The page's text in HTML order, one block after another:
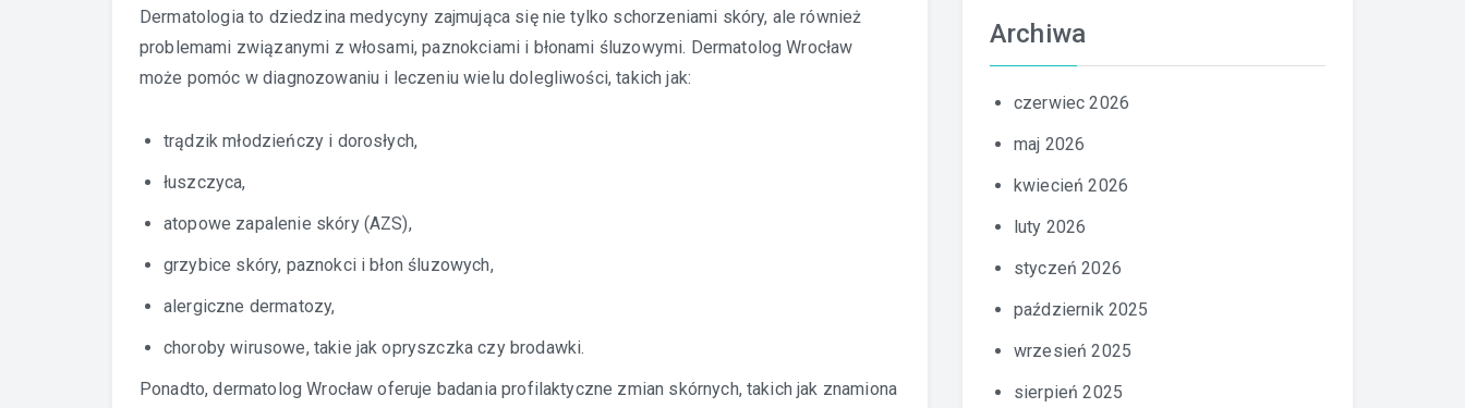
Dermatologia to dziedzina medycyny zajmująca się nie tylko schorzeniami skóry, ale również
problemami związanymi z włosami, paznokciami i błonami śluzowymi. Dermatolog Wrocław
może pomóc w diagnozowaniu i leczeniu wielu dolegliwości, takich jak:
trądzik młodzieńczy i dorosłych,
łuszczyca,
atopowe zapalenie skóry (AZS),
grzybice skóry, paznokci i błon śluzowych,
alergiczne dermatozy,
choroby wirusowe, takie jak opryszczka czy brodawki.
Ponadto, dermatolog Wrocław oferuje badania profilaktyczne zmian skórnych, takich jak znamiona
Archiwa
czerwiec 2026
maj 2026
kwiecień 2026
luty 2026
styczeń 2026
październik 2025
wrzesień 2025
sierpień 2025